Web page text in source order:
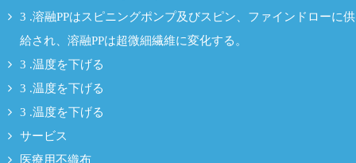
3 .溶融PPはスピニングポンプ及びスピン、ファインドローに供
給され、溶融PPは超微細繊維に変化する。
3 .温度を下げる
3 .温度を下げる
3 .温度を下げる
サービス
医療用不織布